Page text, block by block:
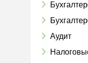
Аудит